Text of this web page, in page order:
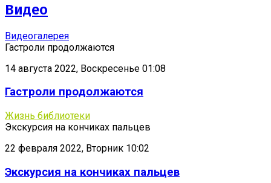
Видео
Видеогалерея
Гастроли продолжаются
14 августа 2022, Воскресенье 01:08
Гастроли продолжаются
Жизнь библиотеки
Экскурсия на кончиках пальцев
22 февраля 2022, Вторник 10:02
Экскурсия на кончиках пальцев